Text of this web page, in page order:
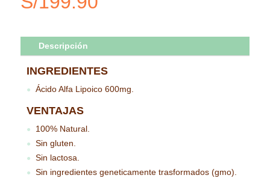
Descripción
INGREDIENTES
● Ácido Alfa Lipoico 600mg.
VENTAJAS
● 100% Natural.
● Sin gluten.
● Sin lactosa.
● Sin ingredientes geneticamente trasformados (gmo).